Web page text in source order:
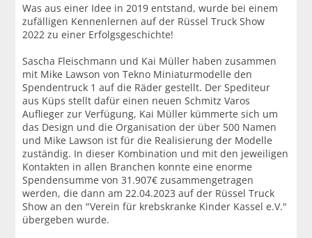
Was aus einer Idee in 2019 entstand, wurde bei einem
zufälligen Kennenlernen auf der Rüssel Truck Show
2022 zu einer Erfolgsgeschichte!
Sascha Fleischmann und Kai Müller haben zusammen
mit Mike Lawson von Tekno Miniaturmodelle den
Spendentruck 1 auf die Räder gestellt. Der Spediteur
aus Küps stellt dafür einen neuen Schmitz Varos
Auflieger zur Verfügung, Kai Müller kümmerte sich um
das Design und die Organisation der über 500 Namen
und Mike Lawson ist für die Realisierung der Modelle
zuständig. In dieser Kombination und mit den jeweiligen
Kontakten in allen Branchen konnte eine enorme
Spendensumme von 31.907€ zusammengetragen
werden, die dann am 22.04.2023 auf der Rüssel Truck
Show an den "Verein für krebskranke Kinder Kassel e.V."
übergeben wurde.